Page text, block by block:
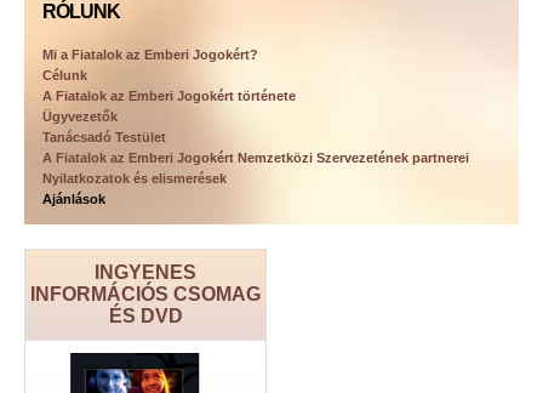
RÓLUNK
Mi a Fiatalok az Emberi Jogokért?
Célunk
A Fiatalok az Emberi Jogokért története
Ügyvezetők
Tanácsadó Testület
A Fiatalok az Emberi Jogokért Nemzetközi Szervezetének partnerei
Nyilatkozatok és elismerések
Ajánlások
INGYENES
INFORMÁCIÓS CSOMAG
ÉS DVD